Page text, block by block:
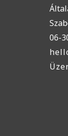
06-